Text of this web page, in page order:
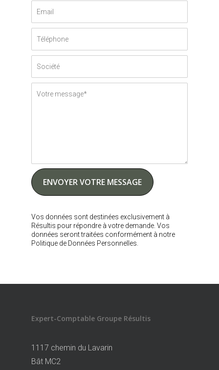
Vos données sont destinées exclusivement à
Résultis pour répondre à votre demande. Vos
données seront traitées conformément à notre
Politique de Données Personnelles.
Expert-Comptable Groupe Résultis
1117 chemin du Lavarin
Bât MC2